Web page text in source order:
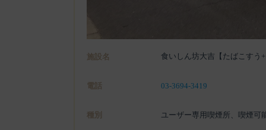
施設名 食いしん坊大吉【たばこすう
電話 03-3694-3419
種別 ユーザー専用喫煙所、喫煙可